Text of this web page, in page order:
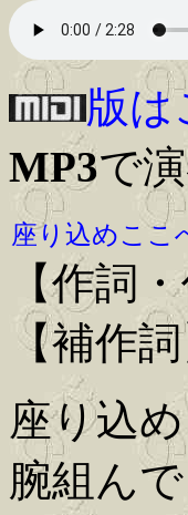
版は
MP3で
座り込めここ
【作詞
【補作
座り込
腕組ん